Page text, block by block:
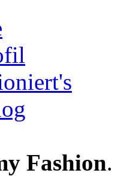
Fashion.